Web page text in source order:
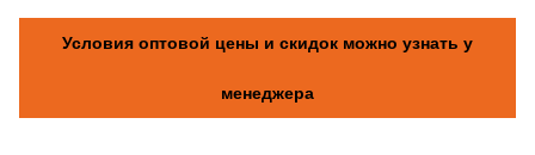
Условия оптовой цены и скидок можно узнать у
менеджера